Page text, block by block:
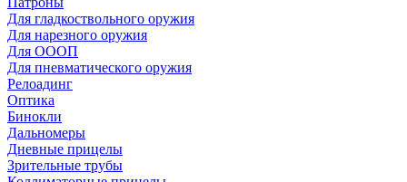
Для гладкоствольного оружия
Для нарезного оружия
Для ОООП
Для пневматического оружия
Релоадинг
Оптика
Бинокли
Дальномеры
Дневные прицелы
Зрительные трубы